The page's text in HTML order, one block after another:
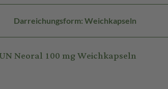
Darreichungsform: Weichkapseln
Neoral 100 mg Weichkapseln